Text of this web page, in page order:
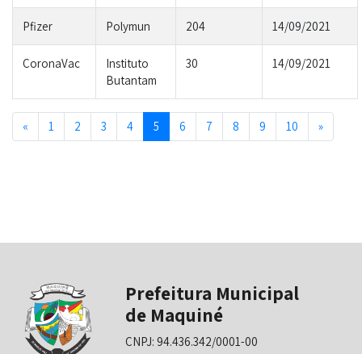
Pfizer Polymun 204 14/09/2021
CoronaVac
Instituto
Butantam
30 14/09/2021
« Previous
1 2 3 4 5 6 7 8 9 10 »Next
Prefeitura Municipal
de Maquiné
CNPJ: 94.436.342/0001-00